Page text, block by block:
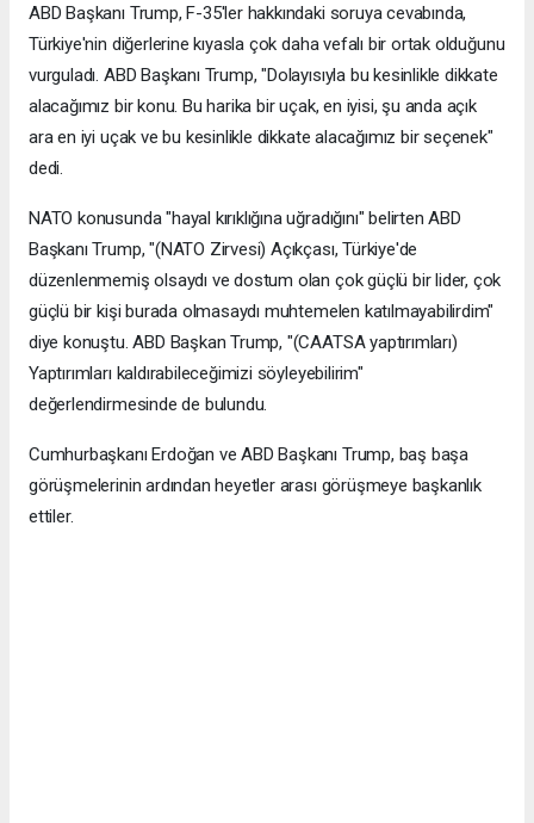
ABD Başkanı Trump, F-35'ler hakkındaki soruya cevabında,
Türkiye'nin diğerlerine kıyasla çok daha vefalı bir ortak olduğunu
vurguladı. ABD Başkanı Trump, "Dolayısıyla bu kesinlikle dikkate
alacağımız bir konu. Bu harika bir uçak, en iyisi, şu anda açık
ara en iyi uçak ve bu kesinlikle dikkate alacağımız bir seçenek"
dedi.
NATO konusunda "hayal kırıklığına uğradığını" belirten ABD
Başkanı Trump, "(NATO Zirvesi) Açıkçası, Türkiye'de
düzenlenmemiş olsaydı ve dostum olan çok güçlü bir lider, çok
güçlü bir kişi burada olmasaydı muhtemelen katılmayabilirdim"
diye konuştu. ABD Başkan Trump, "(CAATSA yaptırımları)
Yaptırımları kaldırabileceğimizi söyleyebilirim"
değerlendirmesinde de bulundu.
Cumhurbaşkanı Erdoğan ve ABD Başkanı Trump, baş başa
görüşmelerinin ardından heyetler arası görüşmeye başkanlık
ettiler.